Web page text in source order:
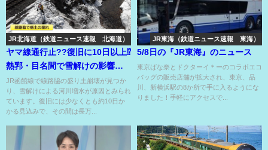
JR北海道（鉄道ニュース速報 北海道）
ヤマ線通行止??復旧に10日以上⁉
熱郛・目名間で雪解けの影響で
盛土崩落⁉
JR函館線で線路脇の盛り土崩壊が見つか
り、雪解けによる河川増水が原因とみられ
ています。復旧には少なくとも約10日か
かる見込みで、その間は長万...
JR東海（鉄道ニュース速報 東海）
5/8日の『JR東海』のニュース
東京ばな奈とドクターイ＊ーのコラボエコ
バッグの販売店舗が拡大され、東京、品
川、新横浜駅の8か所で手に入るようにな
りました！手軽にアクセスで...